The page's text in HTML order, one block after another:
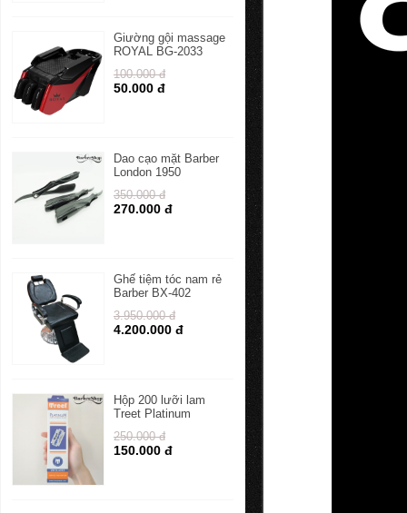
Giường gội massage
ROYAL BG-2033
100.000 đ
50.000 đ
Dao cạo mặt Barber
London 1950
350.000 đ
270.000 đ
Ghế tiệm tóc nam rẻ
Barber BX-402
3.950.000 đ
4.200.000 đ
Hộp 200 lưỡi lam
Treet Platinum
250.000 đ
150.000 đ